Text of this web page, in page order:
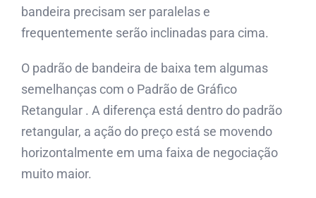
bandeira precisam ser paralelas e
frequentemente serão inclinadas para cima.
O padrão de bandeira de baixa tem algumas
semelhanças com o Padrão de Gráfico
Retangular . A diferença está dentro do padrão
retangular, a ação do preço está se movendo
horizontalmente em uma faixa de negociação
muito maior.